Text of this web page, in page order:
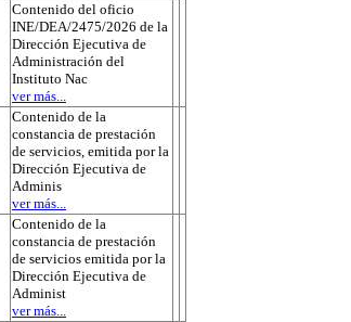
Contenido del oficio
INE/DEA/2475/2026 de la
Dirección Ejecutiva de
Administración del
Instituto Nac
ver más...
Contenido de la
constancia de prestación
de servicios, emitida por la
Dirección Ejecutiva de
Adminis
ver más...
Contenido de la
constancia de prestación
de servicios emitida por la
Dirección Ejecutiva de
Administ
ver más...